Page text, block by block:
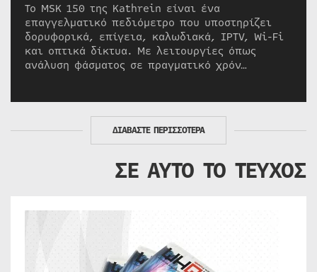
Το MSK 150 της Kathrein είναι ένα
επαγγελματικό πεδιόμετρο που υποστηρίζει
δορυφορικά, επίγεια, καλωδιακά, IPTV, Wi-Fi
και οπτικά δίκτυα. Με λειτουργίες όπως
ανάλυση φάσματος σε πραγματικό χρόν…
ΔΙΑΒΑΣΤΕ ΠΕΡΙΣΣΟΤΕΡΑ
ΣΕ ΑΥΤΟ ΤΟ ΤΕΥΧΟΣ